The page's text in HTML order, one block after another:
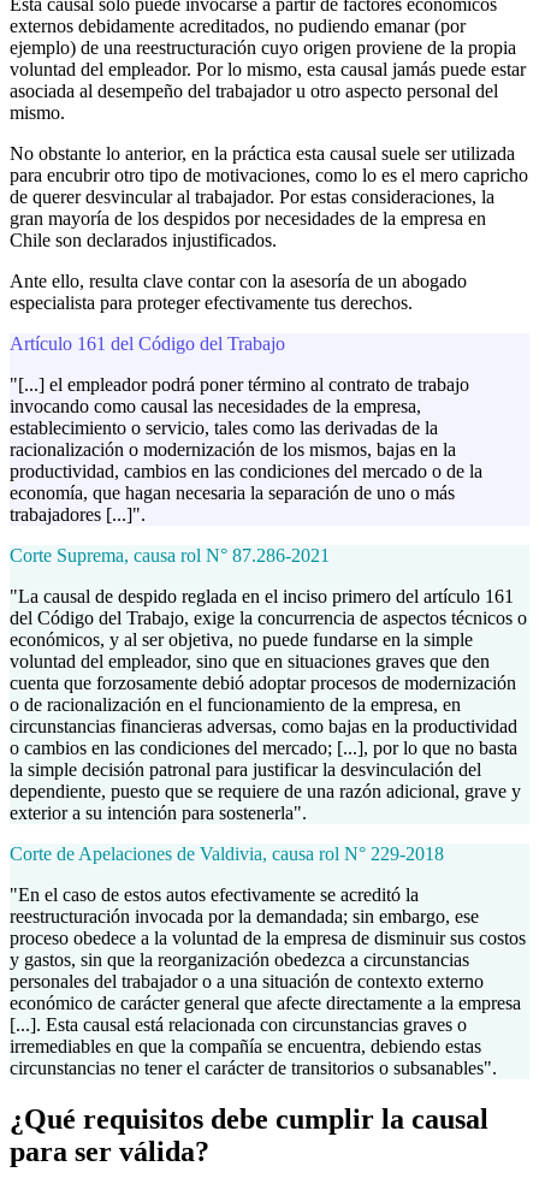
Esta causal solo puede invocarse a partir de factores económicos
externos debidamente acreditados, no pudiendo emanar (por
ejemplo) de una reestructuración cuyo origen proviene de la propia
voluntad del empleador. Por lo mismo, esta causal jamás puede estar
asociada al desempeño del trabajador u otro aspecto personal del
mismo.
No obstante lo anterior, en la práctica esta causal suele ser utilizada
para encubrir otro tipo de motivaciones, como lo es el mero capricho
de querer desvincular al trabajador. Por estas consideraciones, la
gran mayoría de los despidos por necesidades de la empresa en
Chile son declarados injustificados.
Ante ello, resulta clave contar con la asesoría de un abogado
especialista para proteger efectivamente tus derechos.
Artículo 161 del Código del Trabajo
"[...] el empleador podrá poner término al contrato de trabajo
invocando como causal las necesidades de la empresa,
establecimiento o servicio, tales como las derivadas de la
racionalización o modernización de los mismos, bajas en la
productividad, cambios en las condiciones del mercado o de la
economía, que hagan necesaria la separación de uno o más
trabajadores [...]".
Corte Suprema, causa rol N° 87.286-2021
"La causal de despido reglada en el inciso primero del artículo 161
del Código del Trabajo, exige la concurrencia de aspectos técnicos o
económicos, y al ser objetiva, no puede fundarse en la simple
voluntad del empleador, sino que en situaciones graves que den
cuenta que forzosamente debió adoptar procesos de modernización
o de racionalización en el funcionamiento de la empresa, en
circunstancias financieras adversas, como bajas en la productividad
o cambios en las condiciones del mercado; [...], por lo que no basta
la simple decisión patronal para justificar la desvinculación del
dependiente, puesto que se requiere de una razón adicional, grave y
exterior a su intención para sostenerla".
Corte de Apelaciones de Valdivia, causa rol N° 229-2018
"En el caso de estos autos efectivamente se acreditó la
reestructuración invocada por la demandada; sin embargo, ese
proceso obedece a la voluntad de la empresa de disminuir sus costos
y gastos, sin que la reorganización obedezca a circunstancias
personales del trabajador o a una situación de contexto externo
económico de carácter general que afecte directamente a la empresa
[...]. Esta causal está relacionada con circunstancias graves o
irremediables en que la compañía se encuentra, debiendo estas
circunstancias no tener el carácter de transitorios o subsanables".
¿Qué requisitos debe cumplir la causal
para ser válida?